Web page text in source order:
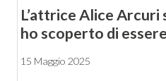
L’attrice Alice Arcuri
ho scoperto di
15 Maggio 2025